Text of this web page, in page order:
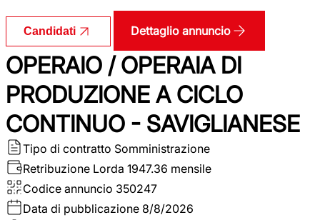
Candidati Dettaglio annuncio
OPERAIO / OPERAIA DI
PRODUZIONE A CICLO
CONTINUO - SAVIGLIANESE
Tipo di contratto Somministrazione
Retribuzione Lorda 1947.36 mensile
Codice annuncio 350247
Data di pubblicazione 8/8/2026